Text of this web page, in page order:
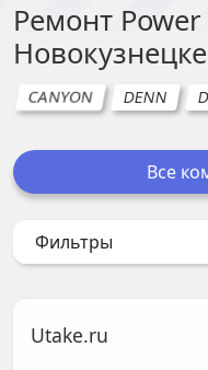
Ремонт
Новокузнецке
CANYON DENN
Все
Фильтры
Utake.ru